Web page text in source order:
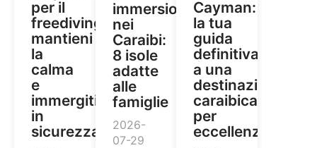
per il
freediving:
mantieni
la
calma
e
immergiti
in
sicurezza
immersione
nei
Caraibi:
8 isole
adatte
alle
famiglie
2026-
07-29
Cayman:
la tua
guida
definitiva
a una
destinazione
caraibica
per
eccellenza